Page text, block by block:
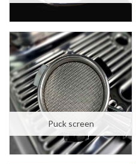
6 stk. Vandfilter til Jura Impressa Claris Blue (CMF001)
kr. 414,00
kr. 289,00
Puck screen